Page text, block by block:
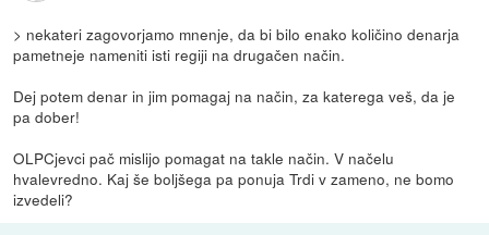
> nekateri zagovorjamo mnenje, da bi bilo enako količino denarja
pametneje nameniti isti regiji na drugačen način.
Dej potem denar in jim pomagaj na način, za katerega veš, da je
pa dober!
OLPCjevci pač mislijo pomagat na takle način. V načelu
hvalevredno. Kaj še boljšega pa ponuja Trdi v zameno, ne bomo
izvedeli?